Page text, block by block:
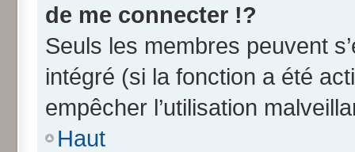
de me connecter !?
Seuls les membres peuvent
intégré (si la fonction a été
empêcher l’utilisation
Haut